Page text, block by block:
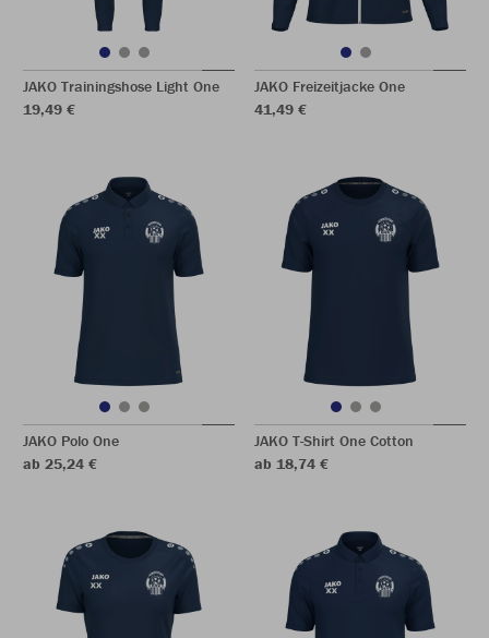
JAKO Trainingshose Light One
19,49 €
JAKO Freizeitjacke One
41,49 €
JAKO Polo One
ab 25,24 €
JAKO T-Shirt One Cotton
ab 18,74 €